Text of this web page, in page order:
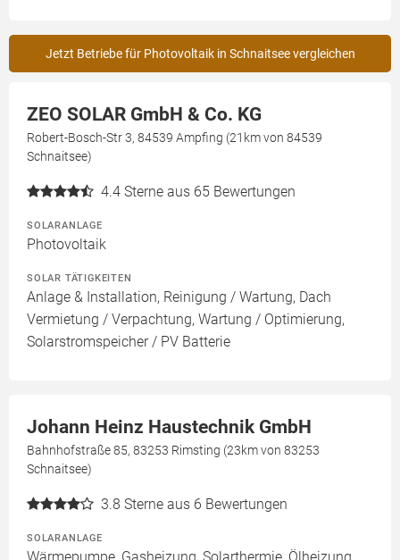
Jetzt Betriebe für Photovoltaik in Schnaitsee vergleichen
ZEO SOLAR GmbH & Co. KG
Robert-Bosch-Str 3, 84539 Ampfing (21km von 84539
Schnaitsee)
4.4 Sterne aus 65 Bewertungen
SOLARANLAGE
Photovoltaik
SOLAR TÄTIGKEITEN
Anlage & Installation, Reinigung / Wartung, Dach
Vermietung / Verpachtung, Wartung / Optimierung,
Solarstromspeicher / PV Batterie
Johann Heinz Haustechnik GmbH
Bahnhofstraße 85, 83253 Rimsting (23km von 83253
Schnaitsee)
3.8 Sterne aus 6 Bewertungen
SOLARANLAGE